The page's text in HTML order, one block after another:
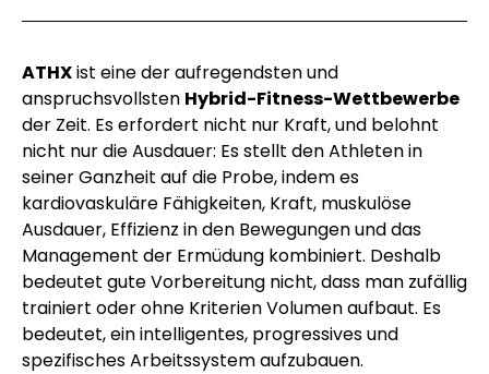
ATHXist eine der aufregendsten und
anspruchsvollsten Hybrid-Fitness-Wettbewerbe
der Zeit. Es erfordert nicht nur Kraft, und belohnt
nicht nur die Ausdauer: Es stellt den Athleten in
seiner Ganzheit auf die Probe, indem es
kardiovaskuläre Fähigkeiten, Kraft, muskulöse
Ausdauer, Effizienz in den Bewegungen und das
Management der Ermüdung kombiniert. Deshalb
bedeutet gute Vorbereitung nicht, dass man zufällig
trainiert oder ohne Kriterien Volumen aufbaut. Es
bedeutet, ein intelligentes, progressives und
spezifisches Arbeitssystem aufzubauen.